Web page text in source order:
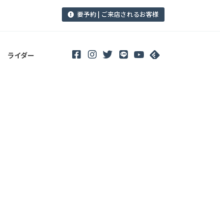
要予約 | ご来店されるお客様
ライダー